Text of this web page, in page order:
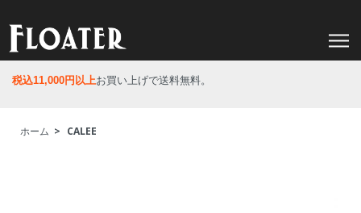
税込11,000円以上お買い上げで送料無料。
ホーム > CALEE